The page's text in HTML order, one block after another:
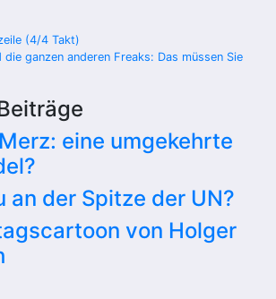
(4/4 Takt)
die ganzen anderen Freaks: Das müssen Sie
eine umgekehrte
an der Spitze der UN?
von Holger